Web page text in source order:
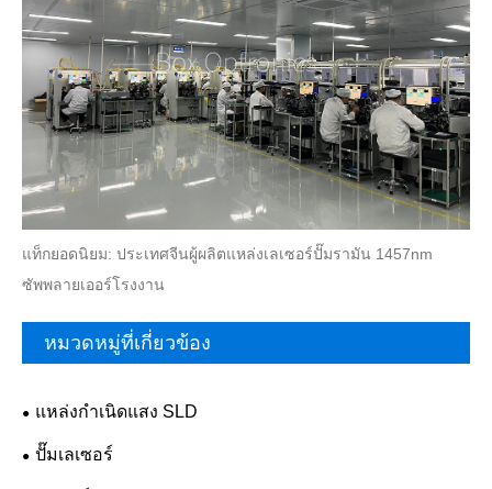
แท็กยอดนิยม: ประเทศจีนผู้ผลิตแหล่งเลเซอร์ปั๊มรามัน 1457nm
ซัพพลายเออร์โรงงาน
หมวดหมู่ที่เกี่ยวข้อง
แหล่งกำเนิดแสง SLD
ปั๊มเลเซอร์